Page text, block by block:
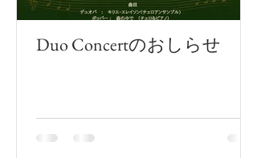
Duo Concertのおしらせ